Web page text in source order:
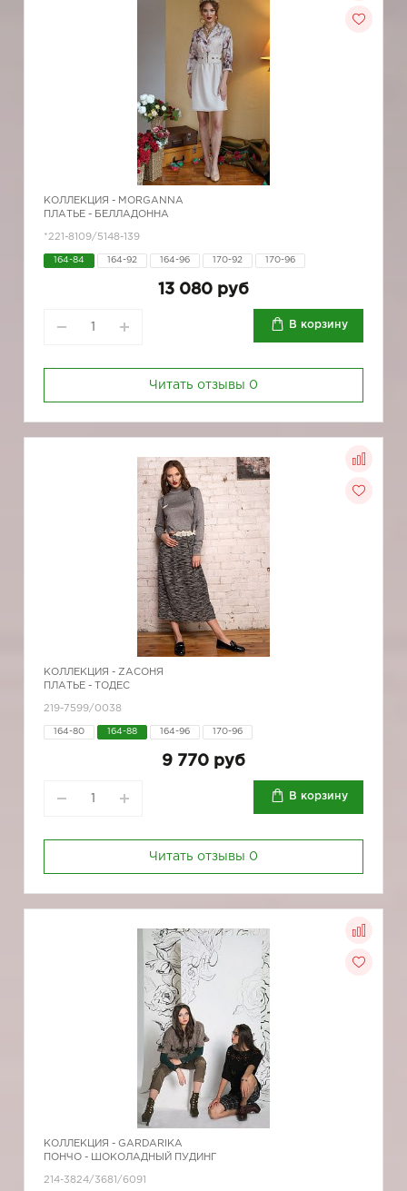
КОЛЛЕКЦИЯ - MORGANNA
ПЛАТЬЕ - БЕЛЛАДОННА
*221-8109/5148-139
164-84 164-92 164-96 170-92 170-96
13 080 руб
В корзину
Читать отзывы 0
КОЛЛЕКЦИЯ - ZAСОНЯ
ПЛАТЬЕ - ТОДЕС
219-7599/0038
164-80 164-88 164-96 170-96
9 770 руб
В корзину
Читать отзывы 0
КОЛЛЕКЦИЯ - GARDARIKA
ПОНЧО - ШОКОЛАДНЫЙ ПУДИНГ
214-3824/3681/6091